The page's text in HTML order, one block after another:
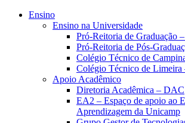
Ensino
Ensino na Universidade
Pró-Reitoria de Graduação
Pró-Reitoria de Pós-
Colégio Técnico de
Colégio Técnico de Limeira
Apoio Acadêmico
Diretoria Acadêmica – DAC
EA2 – Espaço de apoio ao
Aprendizagem da Unicamp